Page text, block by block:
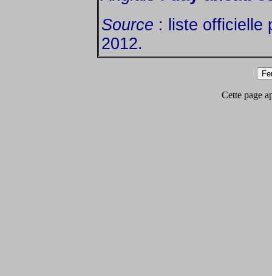
Source : liste officielle
2012.
Cette page